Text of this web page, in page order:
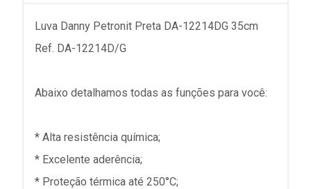
Luva Danny Petronit Preta DA-12214DG 35cm
Ref. DA-12214D/G
Abaixo detalhamos todas as funções para você:
* Alta resistência química;
* Excelente aderência;
* Proteção térmica até 250°C;